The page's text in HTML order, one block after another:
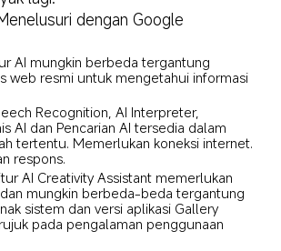
dengan Google
AI mungkin berbeda tergantung
web resmi untuk mengetahui informasi
Recognition, AI Interpreter,
AI dan Pencarian AI tersedia dalam
tertentu. Memerlukan koneksi internet.
respons.
AI Creativity Assistant memerlukan
mungkin berbeda-beda tergantung
sistem dan versi aplikasi Gallery
pada pengalaman penggunaan